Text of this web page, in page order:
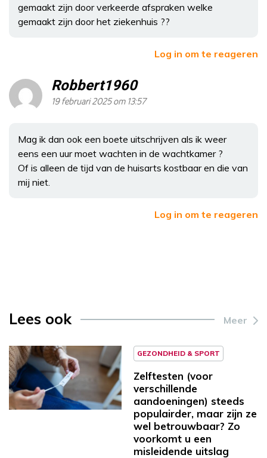
gemaakt zijn door verkeerde afspraken welke
gemaakt zijn door het ziekenhuis ??
Log in om te reageren
Robbert1960
19 februari 2025 om 13:57
Mag ik dan ook een boete uitschrijven als ik weer
eens een uur moet wachten in de wachtkamer ?
Of is alleen de tijd van de huisarts kostbaar en die van
mij niet.
Log in om te reageren
Lees ook Meer
GEZONDHEID & SPORT
Zelftesten (voor
verschillende
aandoeningen) steeds
populairder, maar zijn ze
wel betrouwbaar? Zo
voorkomt u een
misleidende uitslag